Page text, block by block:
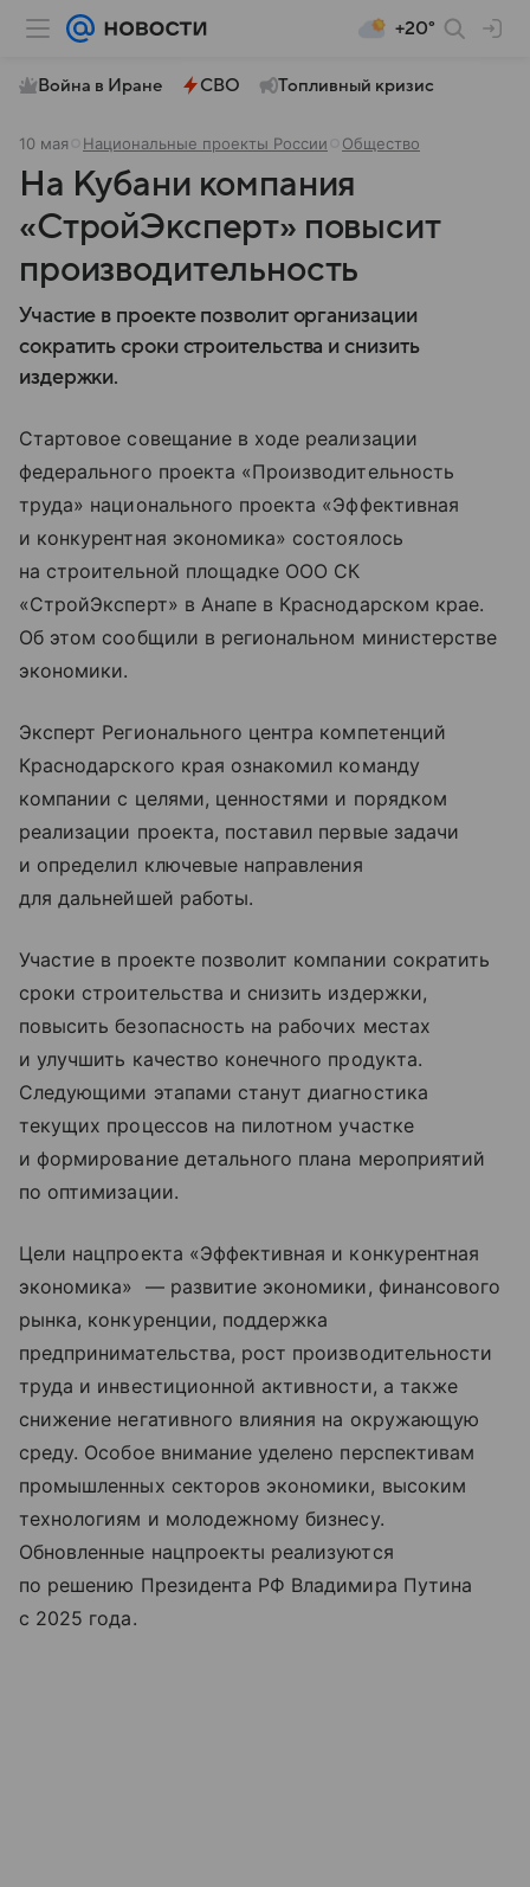
+20°
Война в Иране СВО Топливный кризис
10 мая Национальные проекты России Общество
На Кубани компания
«СтройЭксперт» повысит
производительность
Участие в проекте позволит организации
сократить сроки строительства и снизить
издержки.
Стартовое совещание в ходе реализации
федерального проекта «Производительность
труда» национального проекта «Эффективная
и конкурентная экономика» состоялось
на строительной площадке ООО СК
«СтройЭксперт» в Анапе в Краснодарском крае.
Об этом сообщили в региональном министерстве
экономики.
Эксперт Регионального центра компетенций
Краснодарского края ознакомил команду
компании с целями, ценностями и порядком
реализации проекта, поставил первые задачи
и определил ключевые направления
для дальнейшей работы.
Участие в проекте позволит компании сократить
сроки строительства и снизить издержки,
повысить безопасность на рабочих местах
и улучшить качество конечного продукта.
Следующими этапами станут диагностика
текущих процессов на пилотном участке
и формирование детального плана мероприятий
по оптимизации.
Цели нацпроекта «Эффективная и конкурентная
экономика» — развитие экономики, финансового
рынка, конкуренции, поддержка
предпринимательства, рост производительности
труда и инвестиционной активности, а также
снижение негативного влияния на окружающую
среду. Особое внимание уделено перспективам
промышленных секторов экономики, высоким
технологиям и молодежному бизнесу.
Обновленные нацпроекты реализуются
по решению Президента РФ Владимира Путина
с 2025 года.